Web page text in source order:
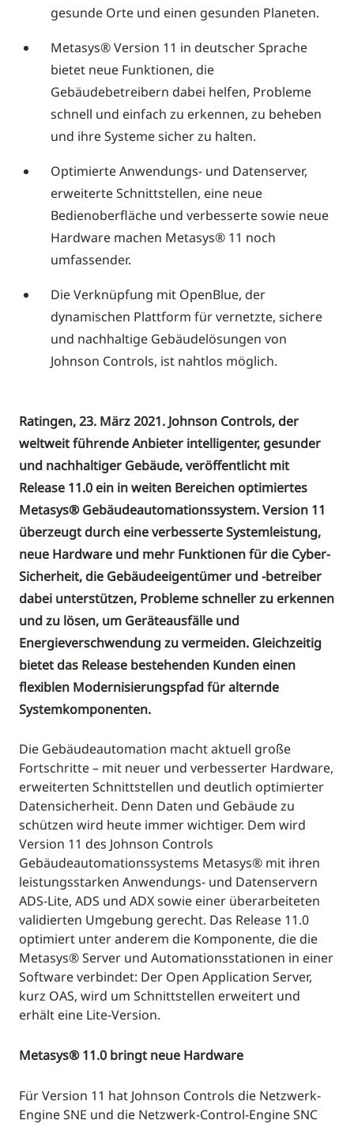
gesunde Orte und einen gesunden Planeten.
Metasys® Version 11 in deutscher Sprache
bietet neue Funktionen, die
Gebäudebetreibern dabei helfen, Probleme
schnell und einfach zu erkennen, zu beheben
und ihre Systeme sicher zu halten.
Optimierte Anwendungs- und Datenserver,
erweiterte Schnittstellen, eine neue
Bedienoberfläche und verbesserte sowie neue
Hardware machen Metasys® 11 noch
umfassender.
Die Verknüpfung mit OpenBlue, der
dynamischen Plattform für vernetzte, sichere
und nachhaltige Gebäudelösungen von
Johnson Controls, ist nahtlos möglich.
Ratingen, 23. März 2021. Johnson Controls, der
weltweit führende Anbieter intelligenter, gesunder
und nachhaltiger Gebäude, veröffentlicht mit
Release 11.0 ein in weiten Bereichen optimiertes
Metasys® Gebäudeautomationssystem. Version 11
überzeugt durch eine verbesserte Systemleistung,
neue Hardware und mehr Funktionen für die Cyber-
Sicherheit, die Gebäudeeigentümer und -betreiber
dabei unterstützen, Probleme schneller zu erkennen
und zu lösen, um Geräteausfälle und
Energieverschwendung zu vermeiden. Gleichzeitig
bietet das Release bestehenden Kunden einen
flexiblen Modernisierungspfad für alternde
Systemkomponenten.
Die Gebäudeautomation macht aktuell große
Fortschritte – mit neuer und verbesserter Hardware,
erweiterten Schnittstellen und deutlich optimierter
Datensicherheit. Denn Daten und Gebäude zu
schützen wird heute immer wichtiger. Dem wird
Version 11 des Johnson Controls
Gebäudeautomationssystems Metasys® mit ihren
leistungsstarken Anwendungs- und Datenservern
ADS-Lite, ADS und ADX sowie einer überarbeiteten
validierten Umgebung gerecht. Das Release 11.0
optimiert unter anderem die Komponente, die die
Metasys® Server und Automationsstationen in einer
Software verbindet: Der Open Application Server,
kurz OAS, wird um Schnittstellen erweitert und
erhält eine Lite-Version.
Metasys® 11.0 bringt neue Hardware
Für Version 11 hat Johnson Controls die Netzwerk-
Engine SNE und die Netzwerk-Control-Engine SNC